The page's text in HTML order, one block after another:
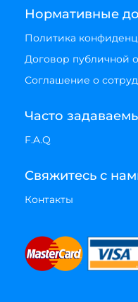
Нормативные
Политика
Договор публичной
Соглашение о
Часто
F.A.Q
Свяжитесь с
Контакты